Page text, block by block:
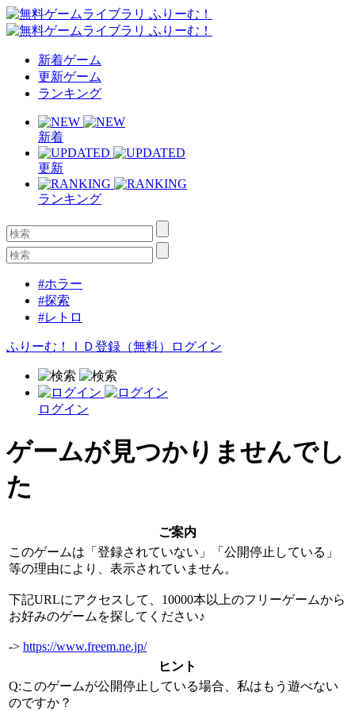
新着ゲーム
更新ゲーム
ランキング
新着
更新
ランキング
#ホラー
#探索
#レトロ
ふりーむ！ＩＤ登録（無料） ログイン
ログイン
ゲームが見つかりませんでし
た
ご案内
このゲームは「登録されていない」「公開停止している」
等の理由により、表示されていません。
下記URLにアクセスして、10000本以上のフリーゲームから
お好みのゲームを探してください♪
-> https://www.freem.ne.jp/
ヒント
Q:このゲームが公開停止している場合、私はもう遊べない
のですか？